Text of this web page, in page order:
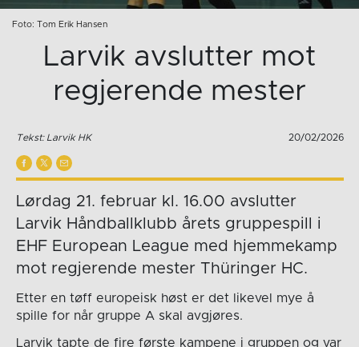
Foto: Tom Erik Hansen
Larvik avslutter mot
regjerende mester
Tekst: Larvik HK 20/02/2026
Lørdag 21. februar kl. 16.00 avslutter
Larvik Håndballklubb årets gruppespill i
EHF European League med hjemmekamp
mot regjerende mester Thüringer HC.
Etter en tøff europeisk høst er det likevel mye å
spille for når gruppe A skal avgjøres.
Larvik tapte de fire første kampene i gruppen og var